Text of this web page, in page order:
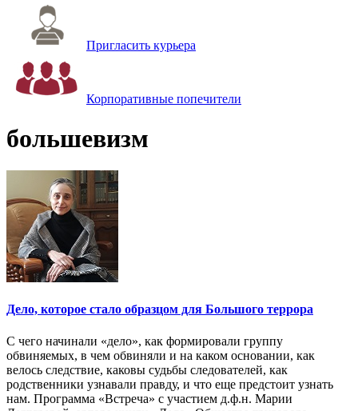
Пригласить курьера
Корпоративные попечители
большевизм
Дело, которое стало образцом для Большого террора
С чего начинали «дело», как формировали группу
обвиняемых, в чем обвиняли и на каком основании, как
велось следствие, каковы судьбы следователей, как
родственники узнавали правду, и что еще предстоит узнать
нам. Программа «Встреча» с участием д.ф.н. Марии